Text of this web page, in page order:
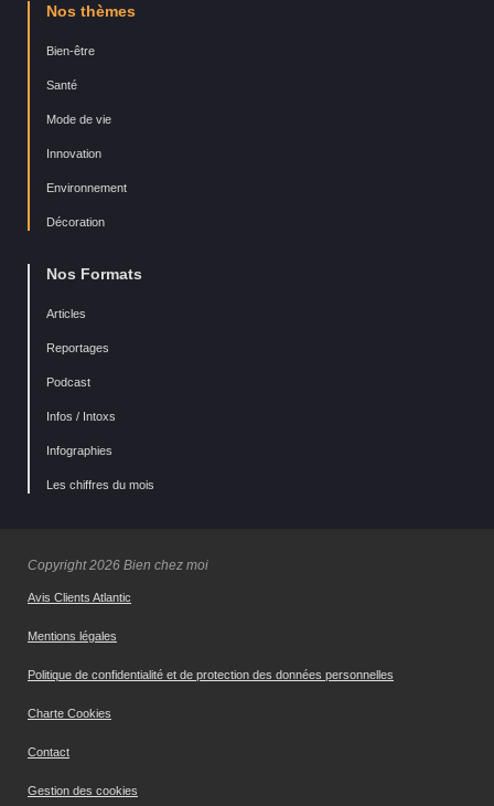
Nos thèmes
Bien-être
Santé
Mode de vie
Innovation
Environnement
Décoration
Nos Formats
Articles
Reportages
Podcast
Infos / Intoxs
Infographies
Les chiffres du mois
Copyright 2026 Bien chez moi
Avis Clients Atlantic
Mentions légales
Politique de confidentialité et de protection des données personnelles
Charte Cookies
Contact
Gestion des cookies